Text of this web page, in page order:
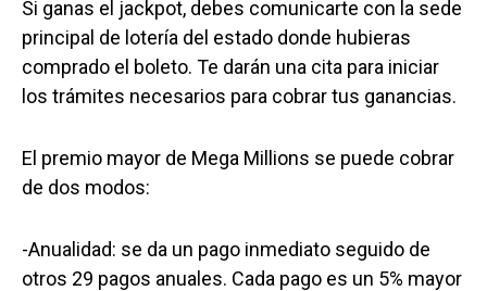
Si ganas el jackpot, debes comunicarte con la sede
principal de lotería del estado donde hubieras
comprado el boleto. Te darán una cita para iniciar
los trámites necesarios para cobrar tus ganancias.
El premio mayor de Mega Millions se puede cobrar
de dos modos:
-Anualidad: se da un pago inmediato seguido de
otros 29 pagos anuales. Cada pago es un 5% mayor